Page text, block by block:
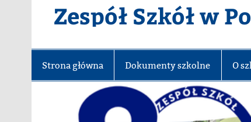
Zespół Szkół w
Strona główna Dokumenty szkolne O